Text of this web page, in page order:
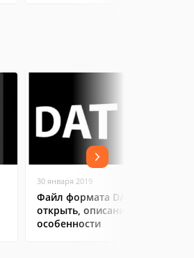
30 января 2019
Файл формата DAT: чем
открыть, описание,
особенности